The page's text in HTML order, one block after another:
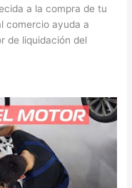
a la compra de tu
comercio ayuda a
de liquidación del